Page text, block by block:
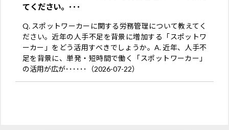
てください。･･･
Q. スポットワーカーに関する労務管理について教えてく
ださい。近年の人手不足を背景に増加する「スポットワ
ーカー」をどう活用すべきでしょうか。A. 近年、人手不
足を背景に、単発・短時間で働く「スポットワーカー」
の活用が広が･･････（2026-07-22）